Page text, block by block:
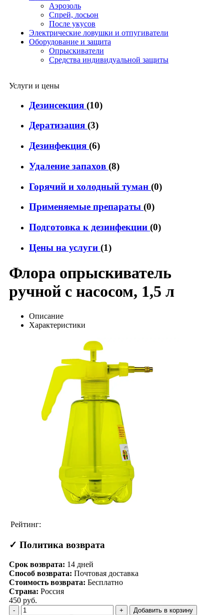
Аэрозоль
Спрей, лосьон
После укусов
Электрические ловушки и отпугиватели
Оборудование и защита
Опрыскиватели
Средства индивидуальной защиты
Услуги и цены
Дезинсекция (10)
Дератизация (3)
Дезинфекция (6)
Удаление запахов (8)
Горячий и холодный туман (0)
Применяемые препараты (0)
Подготовка к дезинфекции (0)
Цены на услуги (1)
Флора опрыскиватель
ручной с насосом, 1,5 л
Описание
Характеристики
Рейтинг:
✓ Политика возврата
Срок возврата: 14 дней
Способ возврата: Почтовая доставка
Стоимость возврата: Бесплатно
Страна: Россия
450 руб.
Добавить в корзину